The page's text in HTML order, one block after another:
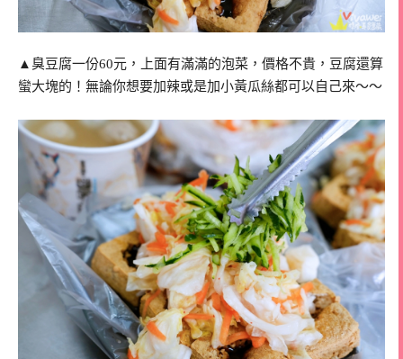
▲臭豆腐一份60元，上面有滿滿的泡菜，價格不貴，豆腐還算
蠻大塊的！無論你想要加辣或是加小黃瓜絲都可以自己來～～